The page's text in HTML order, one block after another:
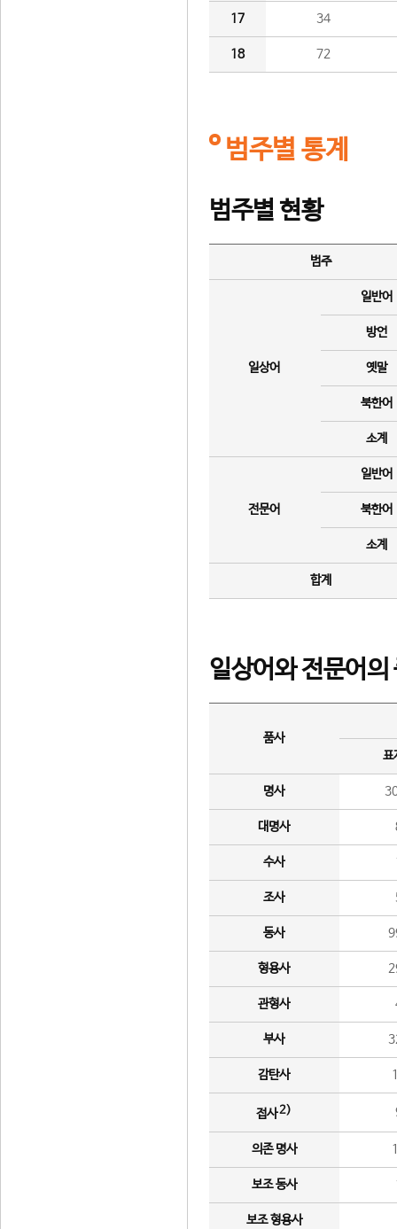
17 34
18 72
범주별 통계
범주별 현황
범주
일상어
일반어
방언
옛말
북한어
소계
전문어
일반어
북한어
소계
합계
일상어와 전문어의
품사
표
명사
대명사
수사
조사
동사
형용사
관형사
부사
감탄사
접사2)
의존 명사
보조 동사
보조 형용사